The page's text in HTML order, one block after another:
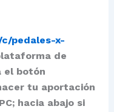
pedales-x-
de
el botón
tu aportación
hacia abajo si